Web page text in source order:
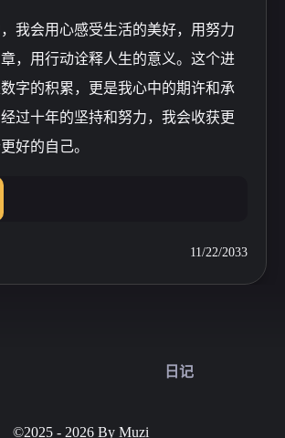
我会用心感受生活的美好，用努力
，用行动诠释人生的意义。这个进
字的积累，更是我心中的期许和承
过十年的坚持和努力，我会收获更
好的自己。
11/22/2033
日记
©2025 - 2026 By Muzi